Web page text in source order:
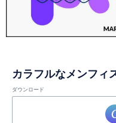
ダウンロード